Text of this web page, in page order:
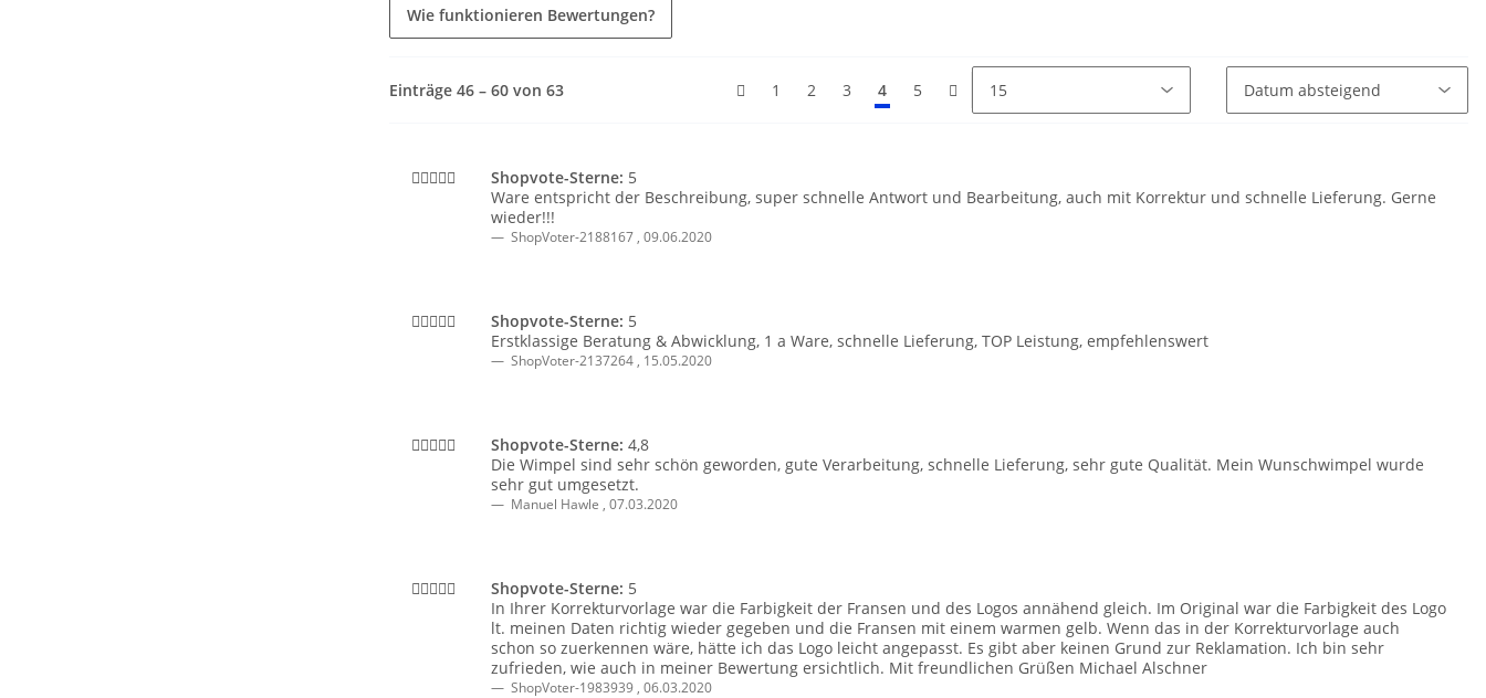
Wie funktionieren Bewertungen?
Einträge 46 – 60 von 63 1 2 3 4 5
Shopvote-Sterne: 5
Ware entspricht der Beschreibung, super schnelle Antwort und Bearbeitung, auch mit Korrektur und schnelle Lieferung. Gerne
wieder!!!
ShopVoter-2188167 , 09.06.2020
Shopvote-Sterne: 5
Erstklassige Beratung & Abwicklung, 1 a Ware, schnelle Lieferung, TOP Leistung, empfehlenswert
ShopVoter-2137264 , 15.05.2020
Shopvote-Sterne: 4,8
Die Wimpel sind sehr schön geworden, gute Verarbeitung, schnelle Lieferung, sehr gute Qualität. Mein Wunschwimpel wurde
sehr gut umgesetzt.
Manuel Hawle , 07.03.2020
Shopvote-Sterne: 5
In Ihrer Korrekturvorlage war die Farbigkeit der Fransen und des Logos annähend gleich. Im Original war die Farbigkeit des Logo
lt. meinen Daten richtig wieder gegeben und die Fransen mit einem warmen gelb. Wenn das in der Korrekturvorlage auch
schon so zuerkennen wäre, hätte ich das Logo leicht angepasst. Es gibt aber keinen Grund zur Reklamation. Ich bin sehr
zufrieden, wie auch in meiner Bewertung ersichtlich. Mit freundlichen Grüßen Michael Alschner
ShopVoter-1983939 , 06.03.2020